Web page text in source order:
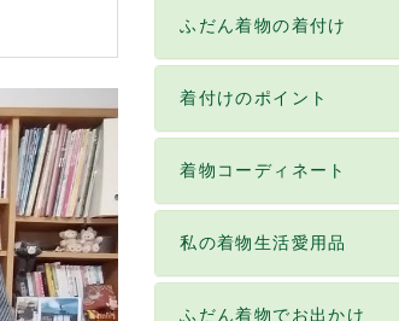
ふだん着物の着付け
着付けのポイント
着物コーディネート
私の着物生活愛用品
ふだん着物でお出かけ